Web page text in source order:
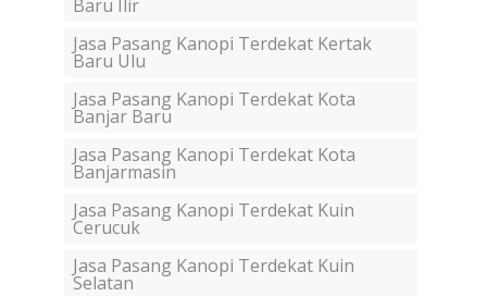
Baru Ilir
Jasa Pasang Kanopi Terdekat Kertak
Baru Ulu
Jasa Pasang Kanopi Terdekat Kota
Banjar Baru
Jasa Pasang Kanopi Terdekat Kota
Banjarmasin
Jasa Pasang Kanopi Terdekat Kuin
Cerucuk
Jasa Pasang Kanopi Terdekat Kuin
Selatan